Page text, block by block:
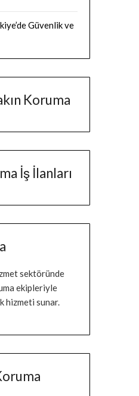
Güvenlik ve
Koruma
İş İlanları
sektöründe
ekipleriyle
hizmeti sunar.